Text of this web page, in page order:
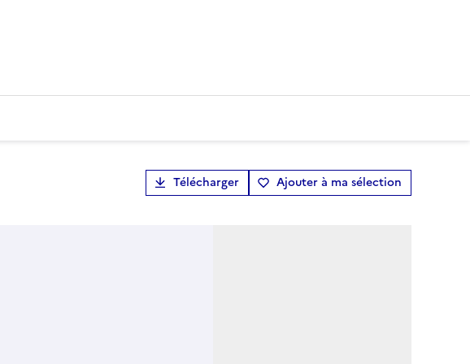
Télécharger Ajouter à ma sélection